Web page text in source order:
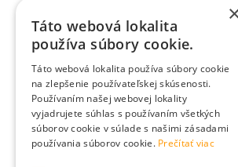
Hypotéky a
Poistenie osôb
Poistenie
Zdravotné
Dôchodkové
Sporenie a
Blog
Pobočky
Súťaž
Táto webová lokalita
používa súbory cookie.
Táto webová lokalita používa súbory cookie
na zlepšenie používateľskej skúsenosti.
Používaním našej webovej lokality
vyjadrujete súhlas s používaním všetkých
súborov cookie v súlade s našimi zásadami
používania súborov cookie. Prečítať viac